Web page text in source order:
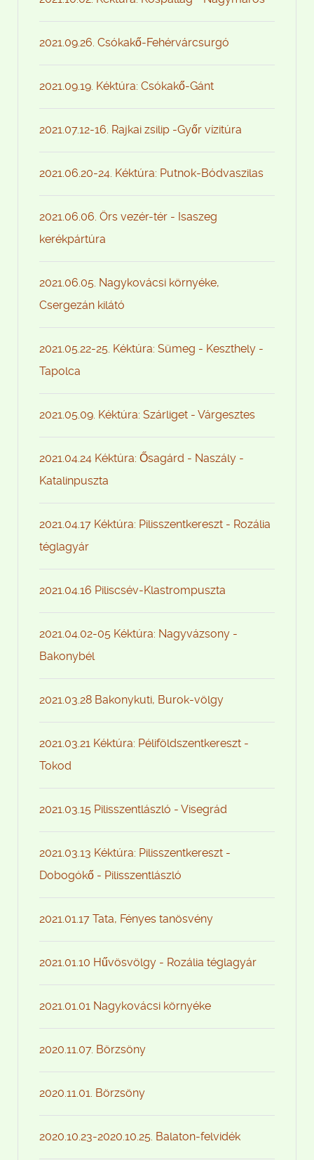
2021.09.26. Csókakő-Fehérvárcsurgó
2021.09.19. Kéktúra: Csókakő-Gánt
2021.07.12-16. Rajkai zsilip -Győr vízitúra
2021.06.20-24. Kéktúra: Putnok-Bódvaszilas
2021.06.06. Örs vezér-tér - Isaszeg
kerékpártúra
2021.06.05. Nagykovácsi környéke,
Csergezán kilátó
2021.05.22-25. Kéktúra: Sümeg - Keszthely -
Tapolca
2021.05.09. Kéktúra: Szárliget - Várgesztes
2021.04.24 Kéktúra: Ősagárd - Naszály -
Katalinpuszta
2021.04.17 Kéktúra: Pilisszentkereszt - Rozália
téglagyár
2021.04.16 Piliscsév-Klastrompuszta
2021.04.02-05 Kéktúra: Nagyvázsony -
Bakonybél
2021.03.28 Bakonykuti, Burok-völgy
2021.03.21 Kéktúra: Péliföldszentkereszt -
Tokod
2021.03.15 Pilisszentlászló - Visegrád
2021.03.13 Kéktúra: Pilisszentkereszt -
Dobogókő - Pilisszentlászló
2021.01.17 Tata, Fényes tanösvény
2021.01.10 Hűvösvölgy - Rozália téglagyár
2021.01.01 Nagykovácsi környéke
2020.11.07. Börzsöny
2020.11.01. Börzsöny
2020.10.23-2020.10.25. Balaton-felvidék